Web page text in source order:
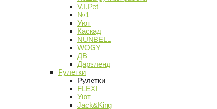
V.I.Pet
№1
Уют
Каскад
NUNBELL
WOGY
ДВ
Дарэленд
Рулетки
Рулетки
FLEXI
Уют
Jack&King